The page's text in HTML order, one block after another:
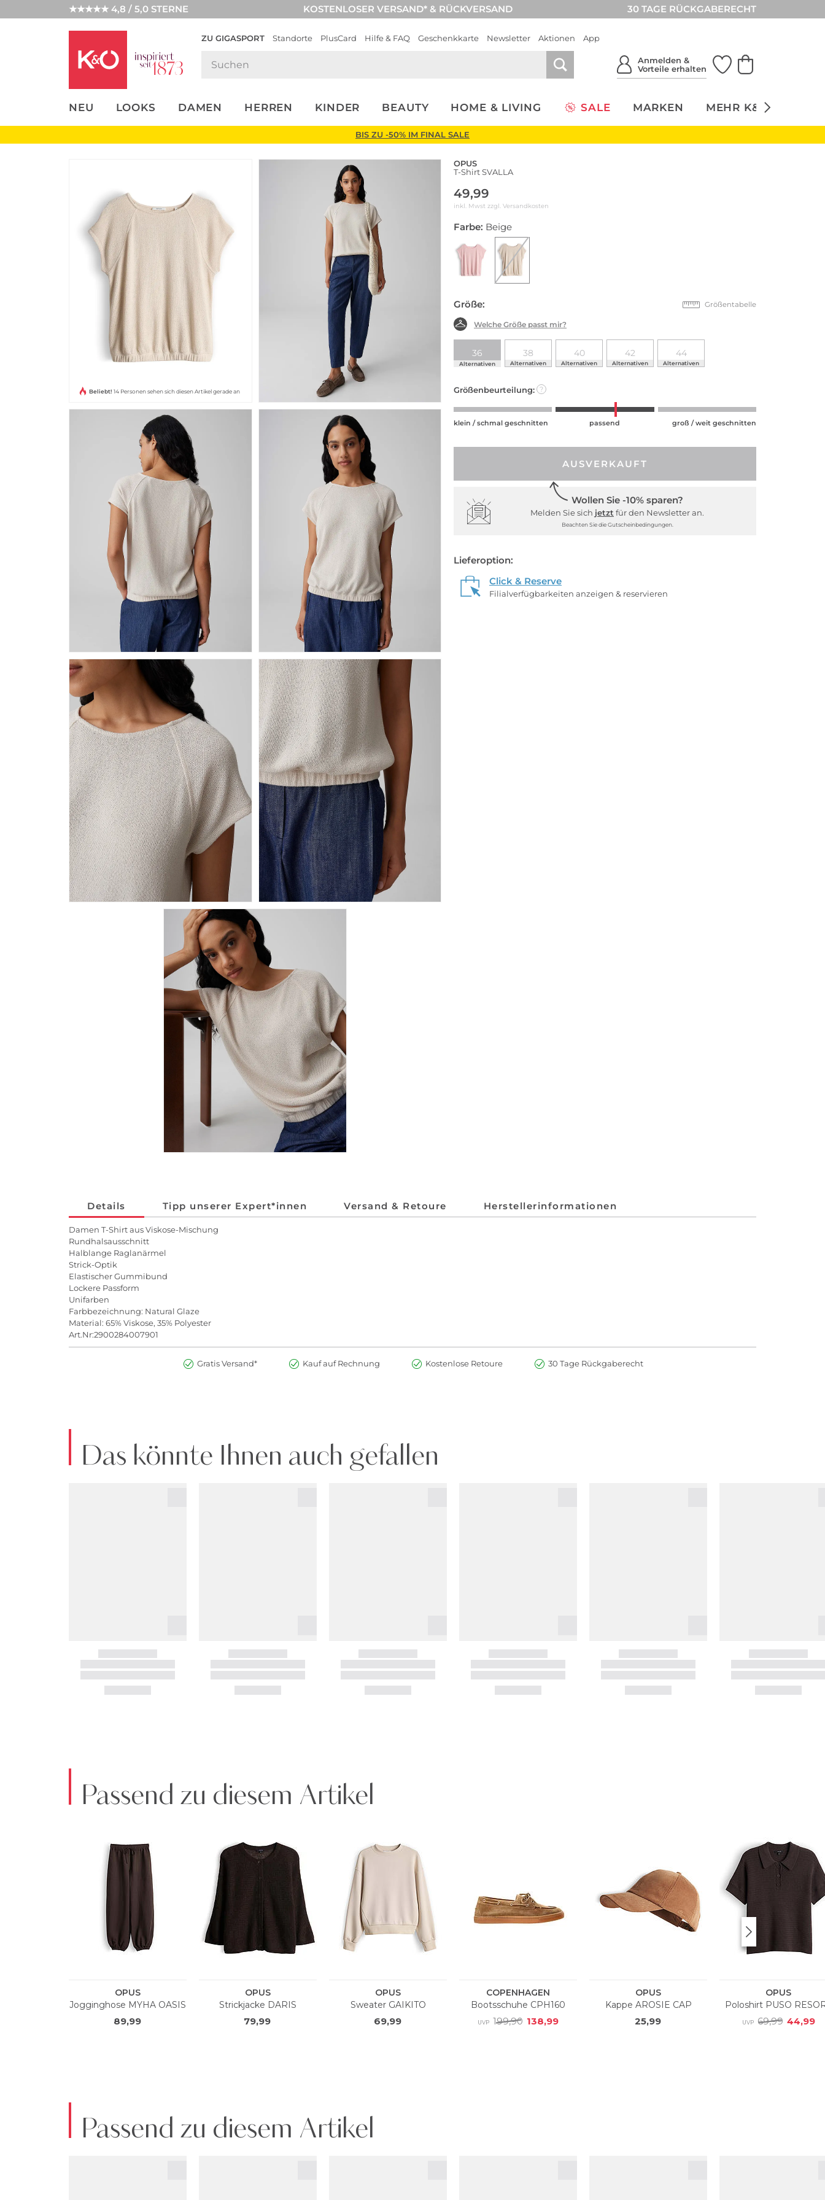
★★★★★ 4,8 / 5,0 STERNE KOSTENLOSER VERSAND* & RÜCKVERSAND 30 TAGE RÜCKGABERECHT
ZU GIGASPORT Standorte PlusCard Hilfe & FAQ Geschenkkarte Newsletter Aktionen App
Anmelden &
Vorteile erhalten
NEU LOOKS DAMEN HERREN KINDER BEAUTY HOME & LIVING SALE MARKEN MEHR K&Ö
UNSERE APP
CLICK &
BIS ZU -50% IM FINAL SALE
Beliebt! 14 Personen sehen sich diesen Artikel gerade an
OPUS
T-Shirt SVALLA
49,99
inkl. Mwst zzgl. Versandkosten
Farbe: Beige
Größe: Größentabelle
Welche Größe passt mir?
36
Alternativen
38
Alternativen
40
Alternativen
42
Alternativen
44
Alternativen
Größenbeurteilung: ?
klein / schmal geschnitten passend groß / weit geschnitten
AUSVERKAUFT
Wollen Sie -10% sparen?
Melden Sie sich jetzt für den Newsletter an.
Beachten Sie die Gutscheinbedingungen.
Lieferoption:
Click & Reserve
Filialverfügbarkeiten anzeigen & reservieren
Details Tipp unserer Expert*innen Versand & Retoure Herstellerinformationen
Damen T-Shirt aus Viskose-Mischung
Rundhalsausschnitt
Halblange Raglanärmel
Strick-Optik
Elastischer Gummibund
Lockere Passform
Unifarben
Farbbezeichnung: Natural Glaze
Material: 65% Viskose, 35% Polyester
Art.Nr:2900284007901
Gratis Versand* Kauf auf Rechnung Kostenlose Retoure 30 Tage Rückgaberecht
Das könnte Ihnen auch gefallen
Passend zu diesem Artikel
Passend zu diesem Artikel